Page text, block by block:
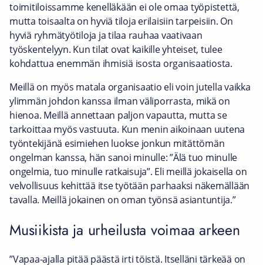
toimitiloissamme kenelläkään ei ole omaa työpistettä,
mutta toisaalta on hyviä tiloja erilaisiin tarpeisiin. On
hyviä ryhmätyötiloja ja tilaa rauhaa vaativaan
työskentelyyn. Kun tilat ovat kaikille yhteiset, tulee
kohdattua enemmän ihmisiä isosta organisaatiosta.
Meillä on myös matala organisaatio eli voin jutella vaikka
ylimmän johdon kanssa ilman väliporrasta, mikä on
hienoa. Meillä annettaan paljon vapautta, mutta se
tarkoittaa myös vastuuta. Kun menin aikoinaan uutena
työntekijänä esimiehen luokse jonkun mitättömän
ongelman kanssa, hän sanoi minulle: ”Älä tuo minulle
ongelmia, tuo minulle ratkaisuja”. Eli meillä jokaisella on
velvollisuus kehittää itse työtään parhaaksi näkemällään
tavalla. Meillä jokainen on oman työnsä asiantuntija.”
Musiikista ja urheilusta voimaa arkeen
”Vapaa-ajalla pitää päästä irti töistä. Itselläni tärkeää on